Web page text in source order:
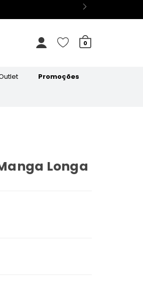
0
Promoções
Longa